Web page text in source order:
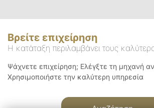
Βρείτε επιχείρηση
Η κατάταξη περιλαμβάνει τους
Ψάχνετε επιχείρηση; Ελέγξτε τη μηχανή
Χρησιμοποιήστε την καλύτερη υπηρεσία